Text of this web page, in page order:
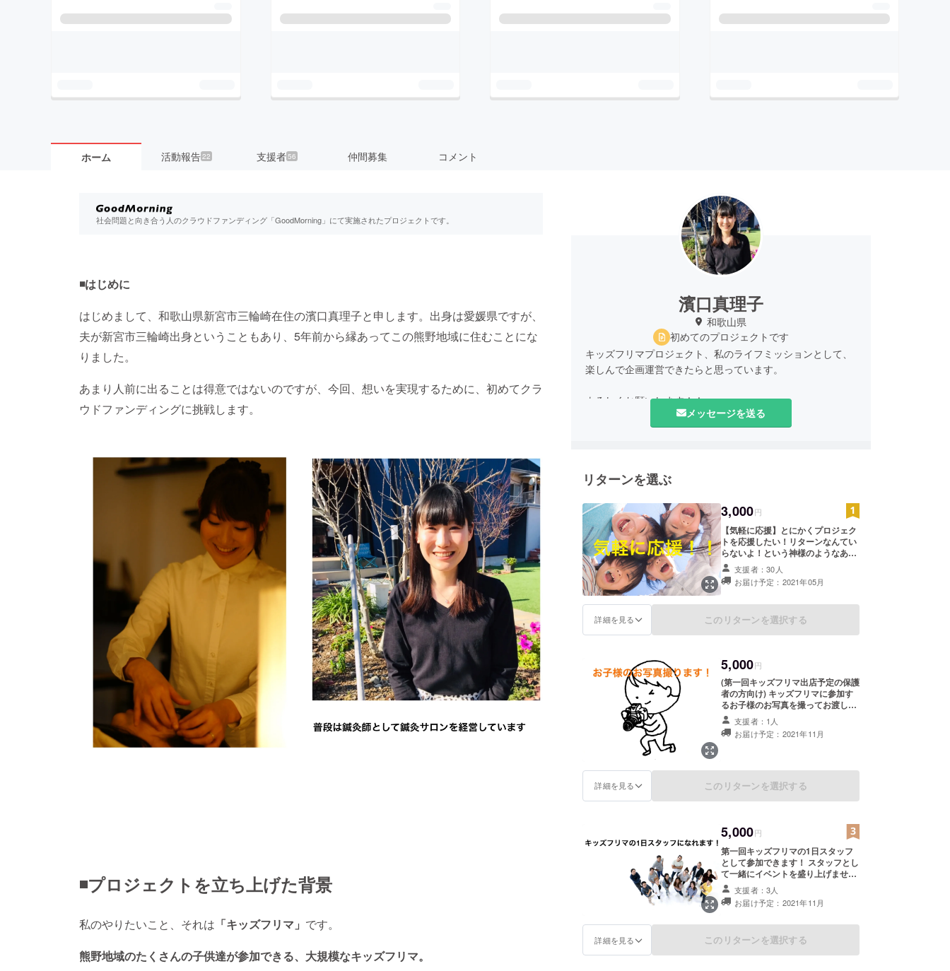
ホーム 活動報告22 支援者56 仲間募集 コメント
社会問題と向き合う人のクラウドファンディング「GoodMorning」にて実施されたプロジェクトです。
◾️はじめに
はじめまして、和歌山県新宮市三輪崎在住の濱口真理子と申します。出身は愛媛県ですが、
夫が新宮市三輪崎出身ということもあり、5年前から縁あってこの熊野地域に住むことにな
りました。
あまり人前に出ることは得意ではないのですが、今回、想いを実現するために、初めてクラ
ウドファンディングに挑戦します。
◾️プロジェクトを立ち上げた背景
私のやりたいこと、それは 「キッズフリマ」 です。
熊野地域のたくさんの子供達が参加できる、大規模なキッズフリマ。
濱口真理子
和歌山県
初めてのプロジェクトです
キッズフリマプロジェクト、私のライフミッションとして、
楽しんで企画運営できたらと思っています。
よろしくお願いします！！
メッセージを送る
リターンを選ぶ
3,000円
【気軽に応援】とにかくプロジェク
トを応援したい！リターンなんてい
らないよ！という神様のようなあな
たのためにご用意いたしました。 感
謝の気持ちを込めたお礼メールを送
らせていただきます。 匿名でのご支
ない気持ちになりますので、可能で
支援者：30人
お届け予定：2021年05月
詳細を見る このリターンを選択する
5,000円
(第一回キッズフリマ出店予定の保護
者の方向け) キッズフリマに参加す
るお子様のお写真を撮ってお渡しま
す！ キッズフリマの会場内に入れる
のは基本的に子供のみ。 でもせっか
くなら頑張っているお子様の写真が
をお送りします。
支援者：1人
お届け予定：2021年11月
詳細を見る このリターンを選択する
5,000円
第一回キッズフリマの1日スタッフ
として参加できます！ スタッフとし
て一緒にイベントを盛り上げません
か？ 主役は子供ですが、スタッフ
も一緒に楽しめます！ 出店を考え
ているお子様の保護者様、お子様の
しょう！ (当日会場に来れる方限
定、交通費は支援者様でご負担くだ
支援者：3人
お届け予定：2021年11月
詳細を見る このリターンを選択する